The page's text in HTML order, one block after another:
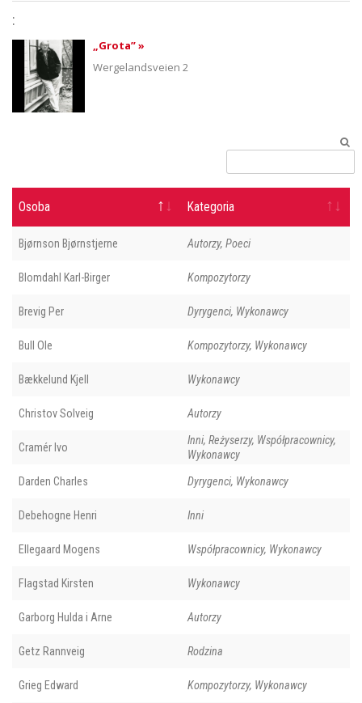
:
„Grota” »
Wergelandsveien 2
Osoba Kategoria
Bjørnson Bjørnstjerne Autorzy, Poeci
Blomdahl Karl-Birger Kompozytorzy
Brevig Per Dyrygenci, Wykonawcy
Bull Ole Kompozytorzy, Wykonawcy
Bækkelund Kjell Wykonawcy
Christov Solveig Autorzy
Cramér Ivo
Inni, Reżyserzy, Współpracownicy,
Wykonawcy
Darden Charles Dyrygenci, Wykonawcy
Debehogne Henri Inni
Ellegaard Mogens Współpracownicy, Wykonawcy
Flagstad Kirsten Wykonawcy
Garborg Hulda i Arne Autorzy
Getz Rannveig Rodzina
Grieg Edward Kompozytorzy, Wykonawcy